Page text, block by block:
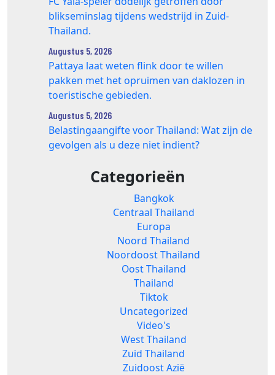
blikseminslag tijdens wedstrijd in Zuid-
Thailand.
Augustus 5, 2026
Pattaya laat weten flink door te willen
pakken met het opruimen van daklozen in
toeristische gebieden.
Augustus 5, 2026
Belastingaangifte voor Thailand: Wat zijn de
gevolgen als u deze niet indient?
Categorieën
Bangkok
Centraal Thailand
Europa
Noord Thailand
Noordoost Thailand
Oost Thailand
Thailand
Tiktok
Uncategorized
Video's
West Thailand
Zuid Thailand
Zuidoost Azië